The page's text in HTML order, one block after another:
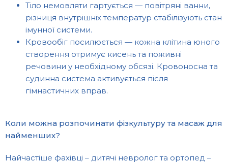
Тіло немовляти гартується — повітряні ванни,
різниця внутрішніх температур стабілізують стан
імунної системи.
Кровообіг посилюється — кожна клітина юного
створення отримує кисень та поживні
речовини у необхідному обсязі. Кровоносна та
судинна система активується після
гімнастичних вправ.
Коли можна розпочинати фізкультуру та масаж для
найменших?
Найчастіше фахівці – дитячі невролог та ортопед –